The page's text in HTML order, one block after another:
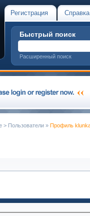
Регистрация Справка
Быстрый поиск
Расширенный поиск
> Пользователи » Профиль